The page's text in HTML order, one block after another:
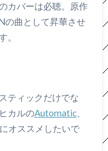
カバーは必聴。原作
の曲として昇華させ
。
ティックだけでな
カルのAutomatic、
オススメしたいで